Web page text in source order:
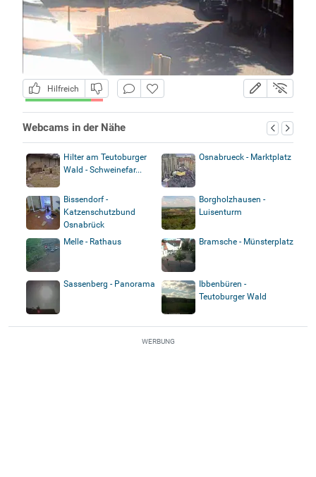
Hilfreich
Webcams in der Nähe
Hilter am Teutoburger
Wald - Schweinefar...
Osnabrueck - Marktplatz
Bissendorf -
Katzenschutzbund
Osnabrück
Borgholzhausen -
Luisenturm
Melle - Rathaus Bramsche - Münsterplatz
Sassenberg - Panorama
Ibbenbüren -
Teutoburger Wald
WERBUNG